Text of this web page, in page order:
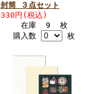
封筒 ３点セット
330円(税込)
在庫 9 枚
購入数
枚